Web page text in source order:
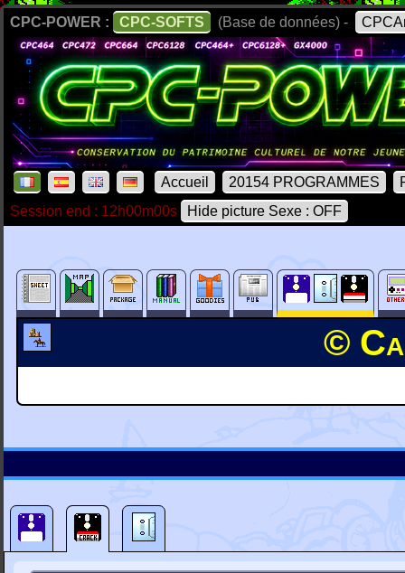
CPC-POWER : CPC-SOFTS (Base de données) -
Accueil 20154 PROGRAMMES
Session end : 12h00m00s
Hide picture Sexe : OFF
©